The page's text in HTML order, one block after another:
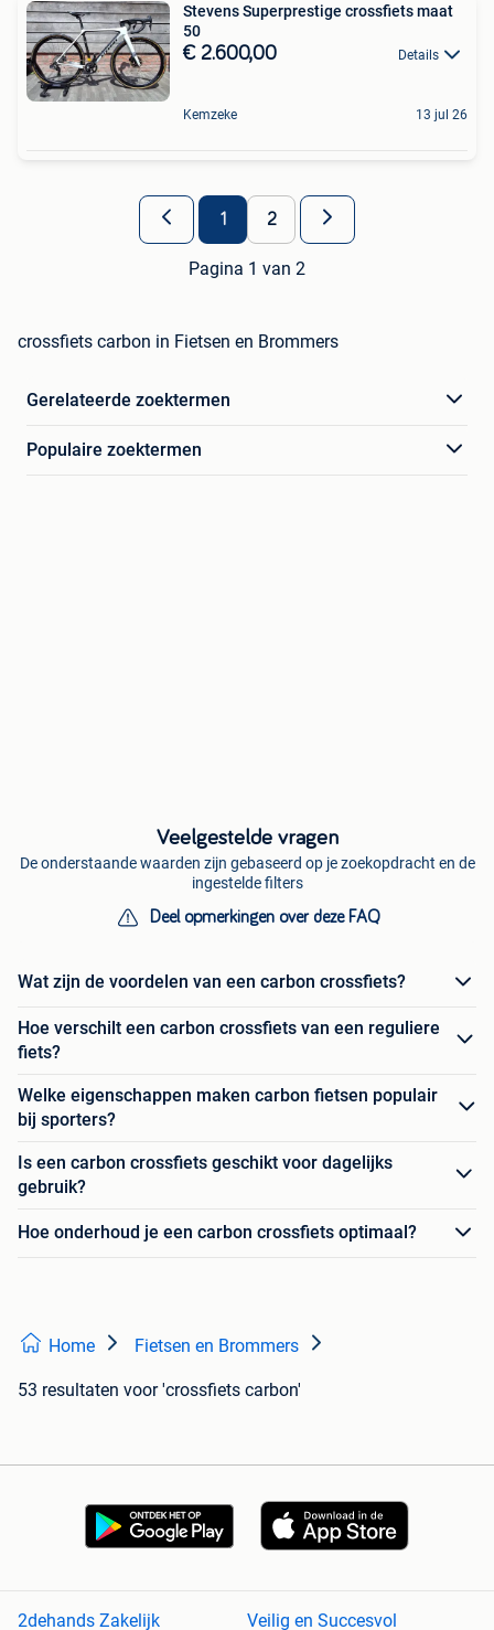
Stevens Superprestige crossfiets maat
50
€ 2.600,00 Details
Kemzeke 13 jul 26
1 2
Pagina 1 van 2
crossfiets carbon in Fietsen en Brommers
Gerelateerde zoektermen
Populaire zoektermen
Veelgestelde vragen
De onderstaande waarden zijn gebaseerd op je zoekopdracht en de
ingestelde filters
Deel opmerkingen over deze FAQ
Wat zijn de voordelen van een carbon crossfiets?
Hoe verschilt een carbon crossfiets van een reguliere
fiets?
Welke eigenschappen maken carbon fietsen populair
bij sporters?
Is een carbon crossfiets geschikt voor dagelijks
gebruik?
Hoe onderhoud je een carbon crossfiets optimaal?
Home Fietsen en Brommers
53 resultaten voor 'crossfiets carbon'
2dehands Zakelijk Veilig en Succesvol